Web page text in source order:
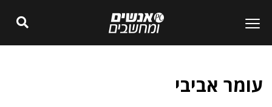
עומר אביבי